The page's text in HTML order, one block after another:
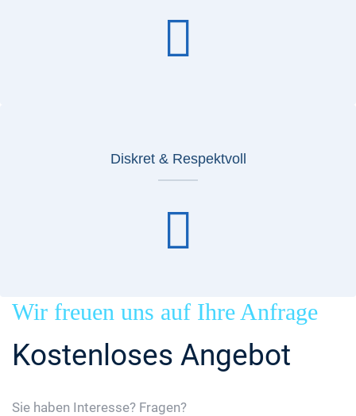
Diskret & Respektvoll
Wir freuen uns auf Ihre Anfrage
Kostenloses Angebot
Sie haben Interesse? Fragen?